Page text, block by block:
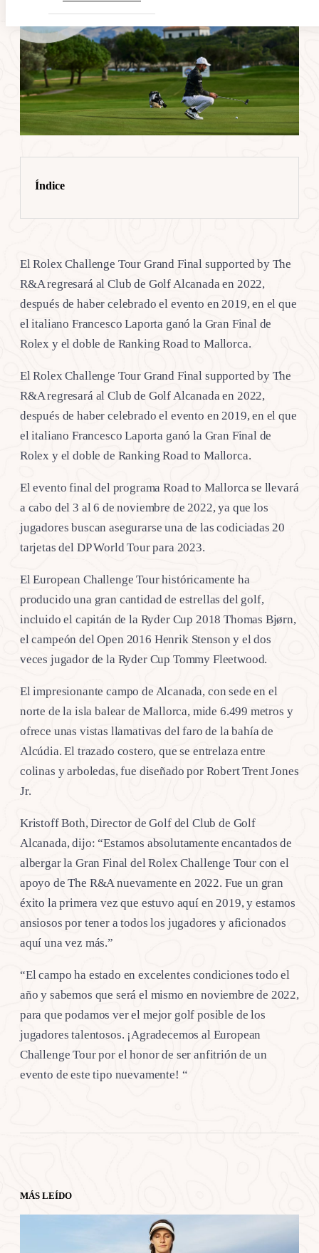
Índice
El Rolex Challenge Tour Grand Final supported by The
R&A regresará al Club de Golf Alcanada en 2022,
después de haber celebrado el evento en 2019, en el que
el italiano Francesco Laporta ganó la Gran Final de
Rolex y el doble de Ranking Road to Mallorca.
El Rolex Challenge Tour Grand Final supported by The
R&A regresará al Club de Golf Alcanada en 2022,
después de haber celebrado el evento en 2019, en el que
el italiano Francesco Laporta ganó la Gran Final de
Rolex y el doble de Ranking Road to Mallorca.
El evento final del programa Road to Mallorca se llevará
a cabo del 3 al 6 de noviembre de 2022, ya que los
jugadores buscan asegurarse una de las codiciadas 20
tarjetas del DP World Tour para 2023.
El European Challenge Tour históricamente ha
producido una gran cantidad de estrellas del golf,
incluido el capitán de la Ryder Cup 2018 Thomas Bjørn,
el campeón del Open 2016 Henrik Stenson y el dos
veces jugador de la Ryder Cup Tommy Fleetwood.
El impresionante campo de Alcanada, con sede en el
norte de la isla balear de Mallorca, mide 6.499 metros y
ofrece unas vistas llamativas del faro de la bahía de
Alcúdia. El trazado costero, que se entrelaza entre
colinas y arboledas, fue diseñado por Robert Trent Jones
Jr.
Kristoff Both, Director de Golf del Club de Golf
Alcanada, dijo: “Estamos absolutamente encantados de
albergar la Gran Final del Rolex Challenge Tour con el
apoyo de The R&A nuevamente en 2022. Fue un gran
éxito la primera vez que estuvo aquí en 2019, y estamos
ansiosos por tener a todos los jugadores y aficionados
aquí una vez más.”
“El campo ha estado en excelentes condiciones todo el
año y sabemos que será el mismo en noviembre de 2022,
para que podamos ver el mejor golf posible de los
jugadores talentosos. ¡Agradecemos al European
Challenge Tour por el honor de ser anfitrión de un
evento de este tipo nuevamente! “
MÁS LEÍDO